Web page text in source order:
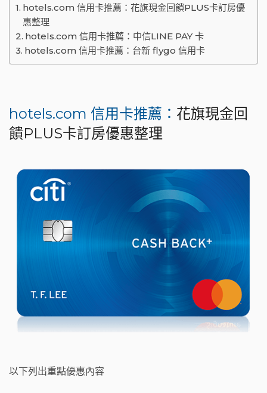
hotels.com 信用卡推薦：花旗現金回饋PLUS卡訂房優
惠整理
hotels.com 信用卡推薦：中信LINE PAY 卡
hotels.com 信用卡推薦：台新 flygo 信用卡
hotels.com 信用卡推薦： 花旗現金回
饋PLUS卡訂房優惠整理
以下列出重點優惠內容